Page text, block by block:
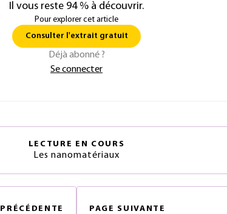
Il vous reste 94 % à découvrir.
Pour explorer cet article
Consulter l'extrait gratuit
Déjà abonné ?
Se connecter
LECTURE EN COURS
Les nanomatériaux
PRÉCÉDENTE PAGE SUIVANTE